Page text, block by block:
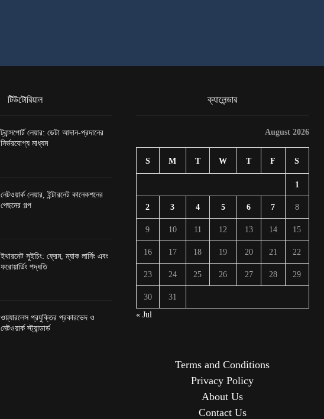
টিউটোরিয়াল
ট্রান্সপোর্ট লেয়ার: ডেটা আদান-প্রদানের
নির্ভরযোগ্য মাধ্যম
নেটওয়ার্ক লেয়ার, ইন্টারনেট কানেকশনের
পেছনের গল্প
ইথারনেট সুইচিং: ফ্রেম, ম্যাক লার্নিং এবং
ফরোয়ার্ডিং পদ্ধতি
ওয়্যারলেস প্রযুক্তির প্রকারভেদ ও
নেটওয়ার্ক স্ট্যান্ডার্ড
ক্যালেন্ডার
August 2026
S M T W T F S
1
2 3 4 5 6 7 8
9 10 11 12 13 14 15
16 17 18 19 20 21 22
23 24 25 26 27 28 29
30
31
« Jul
Terms and Conditions
Privacy Policy
About Us
Contact Us